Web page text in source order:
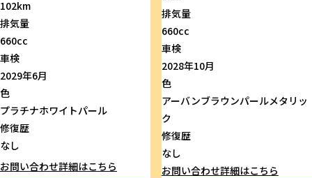
102km
排気量
660cc
車検
2029年6月
色
プラチナホワイトパール
修復歴
なし
お問い合わせ詳細はこちら
排気量
660cc
車検
2028年10月
色
アーバンブラウンパールメタリッ
ク
修復歴
なし
お問い合わせ詳細はこちら